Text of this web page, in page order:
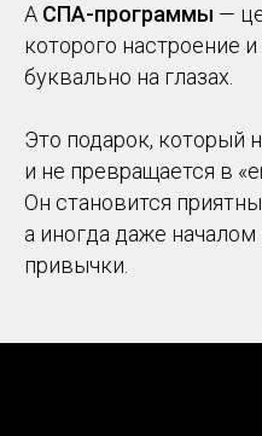
А СПА-программы —
которого настроение
буквально на глазах.
Это подарок, который
и не превращается в
Он становится
а иногда даже
привычки.